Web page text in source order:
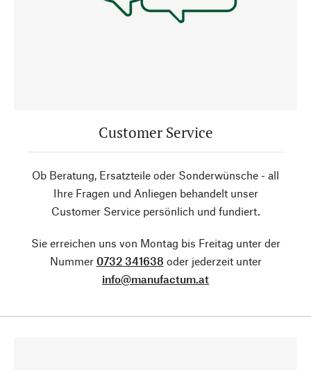
Customer Service
Ob Beratung, Ersatzteile oder Sonderwünsche - all
Ihre Fragen und Anliegen behandelt unser
Customer Service persönlich und fundiert.
Sie erreichen uns von Montag bis Freitag unter der
Nummer 0732 341638 oder jederzeit unter
info@manufactum.at